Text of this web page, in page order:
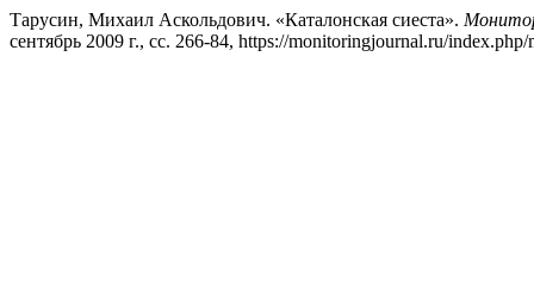
Тарусин, Михаил Аскольдович. «Каталонская сиеста».
сентябрь 2009 г., сс. 266-84, https://monitoringjournal.ru/